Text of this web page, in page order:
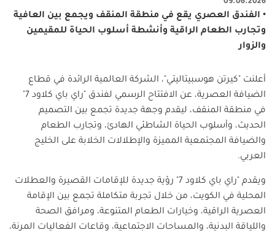
• الفندق العصري يقع في منطقة المنقف ويجمع بين العافية
وتجارب الطعام الراقية وأنشطة أسلوب الحياة للمقيمين
والزوار
أعلنت "كيرتن هوسبيتاليتي"، الشركة العالمية الرائدة في قطاع
في منطقة المنقف، ليقدم وجهة جديدة تجمع بين التصميم
الحديث، وأسلوب الحياة الشاطئي الهادئ، وتجارب الطعام
والضيافة المجتمعية المميزة والإطلالات الخلابة على الخليج
العربي.
ويقدم "راي باي كلاود 7" رؤية جديدة للإقامات القصيرة والعطلات
المحلية في الكويت، من خلال تجربة متكاملة تجمع بين الإقامة
العصرية الراقية، وخيارات الطعام المتنوعة، ومرافق الصحة
واللياقة البدنية، والمساحات الاجتماعية، وقاعات الفعاليات المرنة،